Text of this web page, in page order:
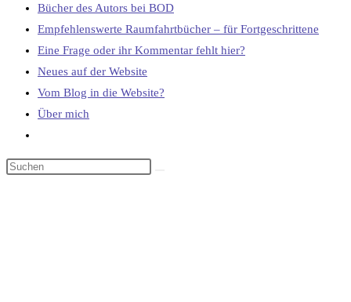
Bücher des Autors bei BOD
Empfehlenswerte Raumfahrtbücher – für Fortgeschrittene
Eine Frage oder ihr Kommentar fehlt hier?
Neues auf der Website
Vom Blog in die Website?
Über mich
umschalten